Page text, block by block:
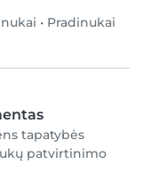
• Pradinukai
tapatybės
patvirtinimo